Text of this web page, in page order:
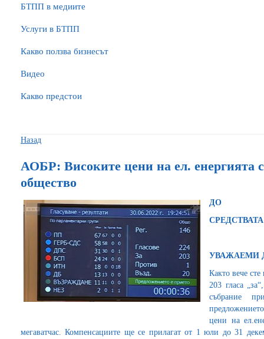
БTПП в медиите
Услуги в БТПП
Какво ползва бизнесът
Видео
Какво предстои
Назад
АОБР: Високите цени на ел. енергията
общество
ДО
УВАЖАЕМИ
Както вече
203 гласа
събрание
цени на
мегаватчас. Компенсациите ще се прилагат от 1 юли до 31